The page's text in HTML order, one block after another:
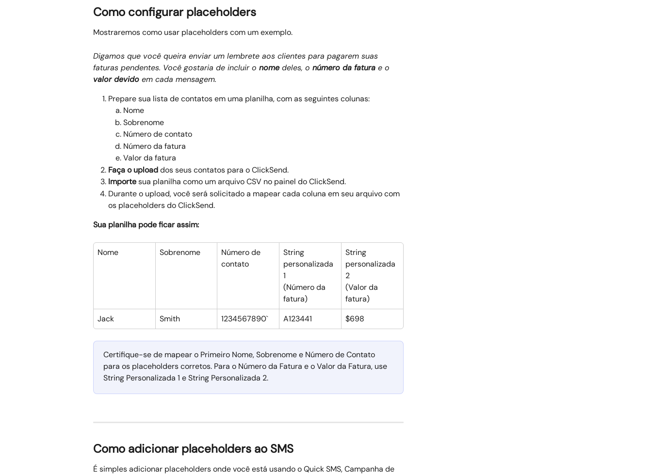
Como configurar placeholders
Mostraremos como usar placeholders com um exemplo.
Digamos que você queira enviar um lembrete aos clientes para pagarem suas
faturas pendentes. Você gostaria de incluir o nome deles, o número da fatura e o
valor devido em cada mensagem.
Prepare sua lista de contatos em uma planilha, com as seguintes colunas:
Nome
Sobrenome
Número de contato
Número da fatura
Valor da fatura
Faça o upload dos seus contatos para o ClickSend.
Importe sua planilha como um arquivo CSV no painel do ClickSend.
Durante o upload, você será solicitado a mapear cada coluna em seu arquivo com
os placeholders do ClickSend.
Sua planilha pode ficar assim:
Nome Sobrenome
Número de
contato
String
personalizada
1
(Número da
fatura)
String
personalizada
2
(Valor da
fatura)
Jack
Smith 1234567890` A123441 $698
Certifique-se de mapear o Primeiro Nome, Sobrenome e Número de Contato
para os placeholders corretos. Para o Número da Fatura e o Valor da Fatura, use
String Personalizada 1 e String Personalizada 2.
Como adicionar placeholders ao SMS
É simples adicionar placeholders onde você está usando o Quick SMS, Campanha de